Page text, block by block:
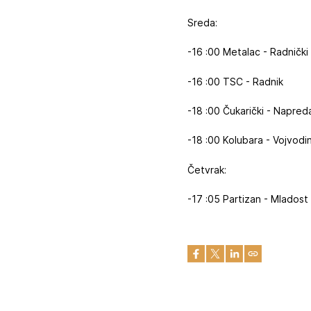
Sreda:
-16 :00 Metalac - Radnički
-16 :00 TSC - Radnik
-18 :00 Čukarički -
-18 :00 Kolubara -
Četvrak:
-17 :05 Partizan - Mladost